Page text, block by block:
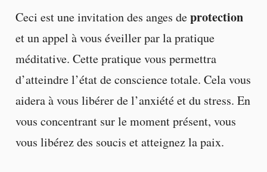
Ceci est une invitation des anges deprotection
et un appel à vous éveiller par la pratique
méditative. Cette pratique vous permettra
d’atteindre l’état de conscience totale. Cela vous
aidera à vous libérer de l’anxiété et du stress. En
vous concentrant sur le moment présent, vous
vous libérez des soucis et atteignez la paix.